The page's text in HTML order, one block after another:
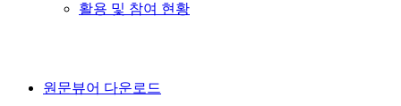
활용 및 참여 현황
원문뷰어 다운로드